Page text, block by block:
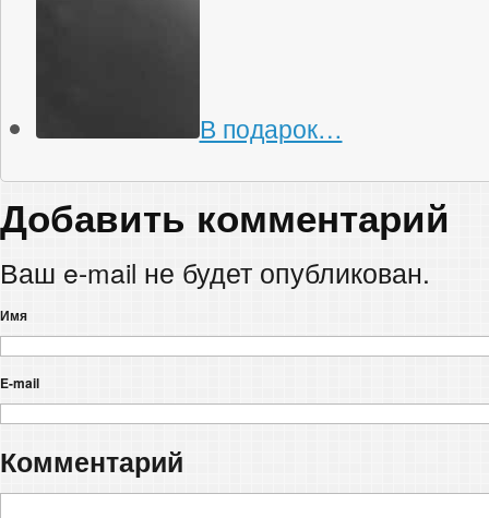
В подарок…
Добавить комментарий
Ваш e-mail не будет опубликован.
Имя
E-mail
Комментарий